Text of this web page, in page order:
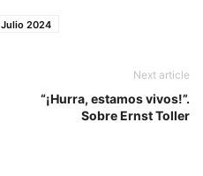
Julio 2024
Next article
“¡Hurra, estamos vivos!”.
Sobre Ernst Toller